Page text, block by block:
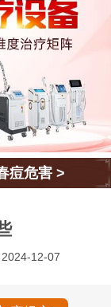
痘危害 >
12-07